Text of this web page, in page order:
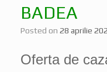
BADEA
Posted on 28 aprilie
Oferta de